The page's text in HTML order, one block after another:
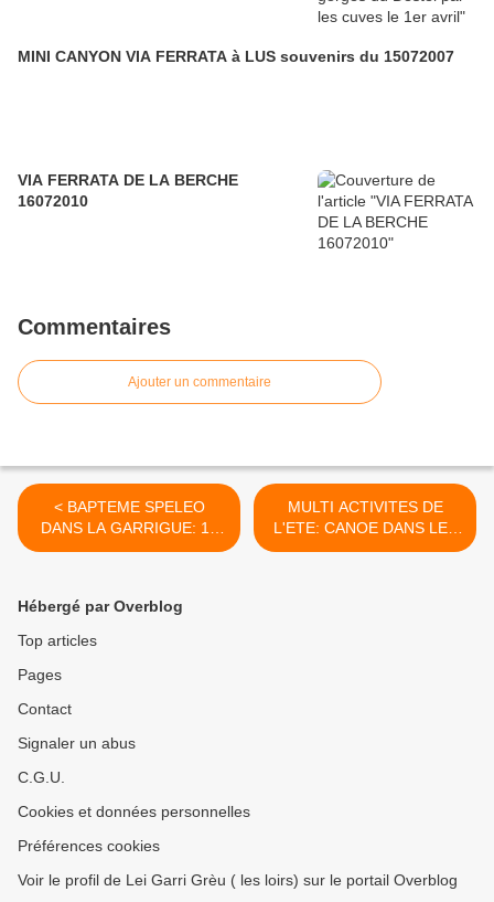
MINI CANYON VIA FERRATA à LUS souvenirs du 15072007
VIA FERRATA DE LA BERCHE
16072010
Commentaires
Ajouter un commentaire
< BAPTEME SPELEO
DANS LA GARRIGUE: 16
juillet 2016
MULTI ACTIVITES DE
L'ETE: CANOE DANS LES
BASSES GORGES DU
Hébergé par Overblog
Top articles
Pages
Contact
Signaler un abus
C.G.U.
Cookies et données personnelles
Préférences cookies
Voir le profil de Lei Garri Grèu ( les loirs) sur le portail Overblog